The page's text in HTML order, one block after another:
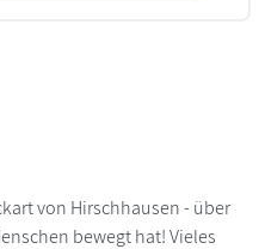
von Hirschhausen - über
bewegt hat! Vieles